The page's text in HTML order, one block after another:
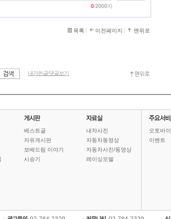
0/2000자
목록 이전페이지 맨위로
내가쓴글/댓글보기
베스트글
자유게시판
보배드림 이야기
시승기
내차사진
자동차동영상
자동차사진/동영상
레이싱모델
오토바이
이벤트